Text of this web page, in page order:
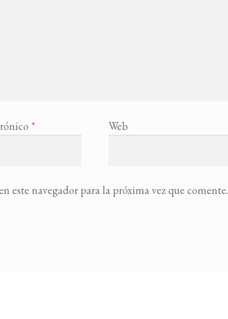
* Web
este navegador para la próxima vez que comente.